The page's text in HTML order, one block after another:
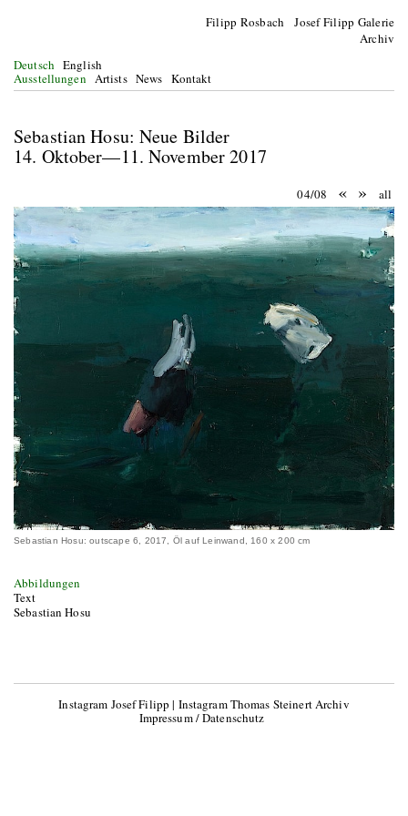
Filipp Rosbach Josef Filipp Galerie
Archiv
Deutsch English
Ausstellungen Artists News Kontakt
Sebastian Hosu: Neue Bilder
14. Oktober—11. November 2017
04/08 « » all
Sebastian Hosu: outscape 6, 2017, Öl auf Leinwand, 160 x 200 cm
Abbildungen
Text
Sebastian Hosu
Instagram Josef Filipp | Instagram Thomas Steinert Archiv
Impressum / Datenschutz